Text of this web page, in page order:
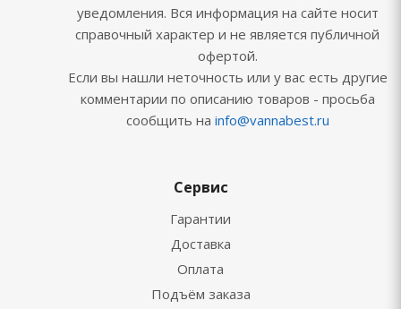
уведомления. Вся информация на сайте носит
справочный характер и не является публичной
офертой.
Если вы нашли неточность или у вас есть другие
комментарии по описанию товаров - просьба
сообщить на info@vannabest.ru
Сервис
Гарантии
Доставка
Оплата
Подъём заказа